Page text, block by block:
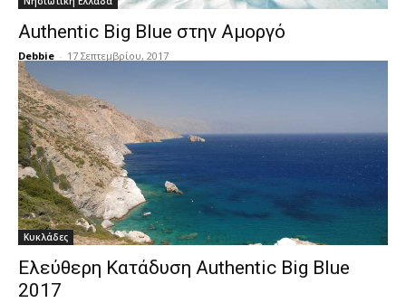
Authentic Big Blue στην Αμοργό
Debbie - 17 Σεπτεμβρίου, 2017
Κυκλάδες
Ελεύθερη Κατάδυση Authentic Big Blue
2017